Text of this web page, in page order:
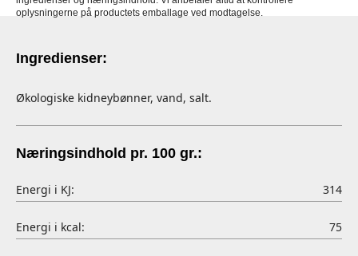
oplysningerne på productets emballage ved modtagelse.
Ingredienser:
Økologiske kidneybønner, vand, salt.
Næringsindhold pr. 100 gr.:
Energi i KJ: 314
Energi i kcal: 75